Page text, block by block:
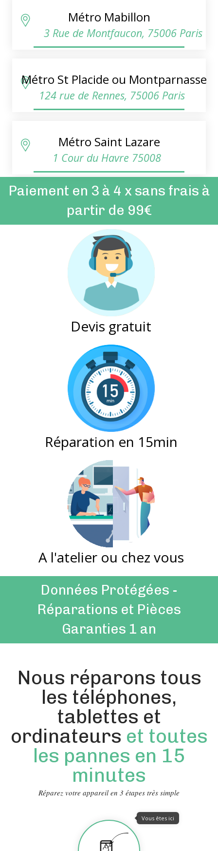
Métro Mabillon
3 Rue de Montfaucon, 75006 Paris
Métro St Placide ou Montparnasse
124 rue de Rennes, 75006 Paris
Métro Saint Lazare
1 Cour du Havre 75008
Paiement en 3 à 4 x sans frais à
partir de 99€
Devis gratuit
Réparation en 15min
A l'atelier ou chez vous
Données Protégées -
Réparations et Pièces
Garanties 1 an
Nous réparons tous
les téléphones,
tablettes et
ordinateurs et toutes
les pannes en 15
minutes
Réparez votre appareil en 3 étapes très simple
Vous êtes ici